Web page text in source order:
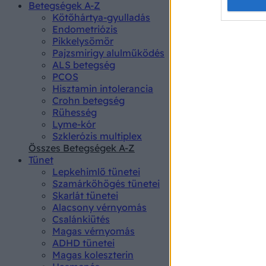
Betegségek A-Z
Kötőhártya-gyulladás
Endometriózis
Pikkelysömör
Pajzsmirigy alulműködés
ALS betegség
PCOS
Hisztamin intolerancia
Crohn betegség
Rühesség
Lyme-kór
Szklerózis multiplex
Összes Betegségek A-Z
Tünet
Lepkehimlő tünetei
Szamárköhögés tünetei
Skarlát tünetei
Alacsony vérnyomás
Csalánkiütés
Magas vérnyomás
ADHD tünetei
Magas koleszterin